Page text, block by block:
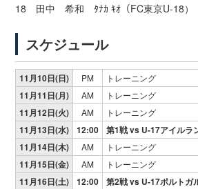
18 田中 希和 ﾀﾅｶ ｷｵ（FC東京U-18）
スケジュール
11月10日(日) PM トレーニング
11月11日(月) AM トレーニング
11月12日(火) AM トレーニング
11月13日(水) 12:00
第1戦 vs U-17アイルラ
11月14日(木)
AM トレーニング
11月15日(金) AM トレーニング
11月16日(土) 12:00
第2戦 vs U-17ポルト